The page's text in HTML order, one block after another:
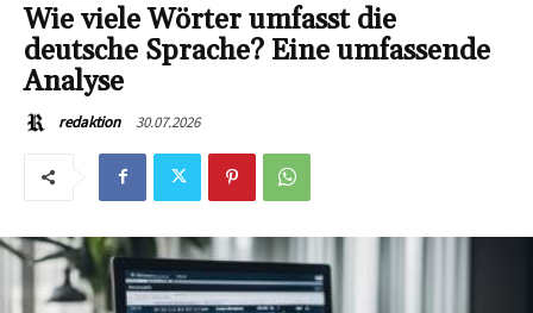
Wie viele Wörter umfasst die
deutsche Sprache? Eine umfassende
Analyse
redaktion 30.07.2026